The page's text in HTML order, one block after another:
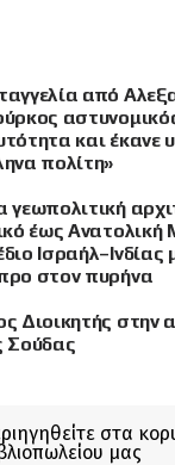
από
και έκανε
πολίτη»
γεωπολιτική
έως Ανατολική
στον πυρήνα
Διοικητής στην
Σούδας
στα
μας